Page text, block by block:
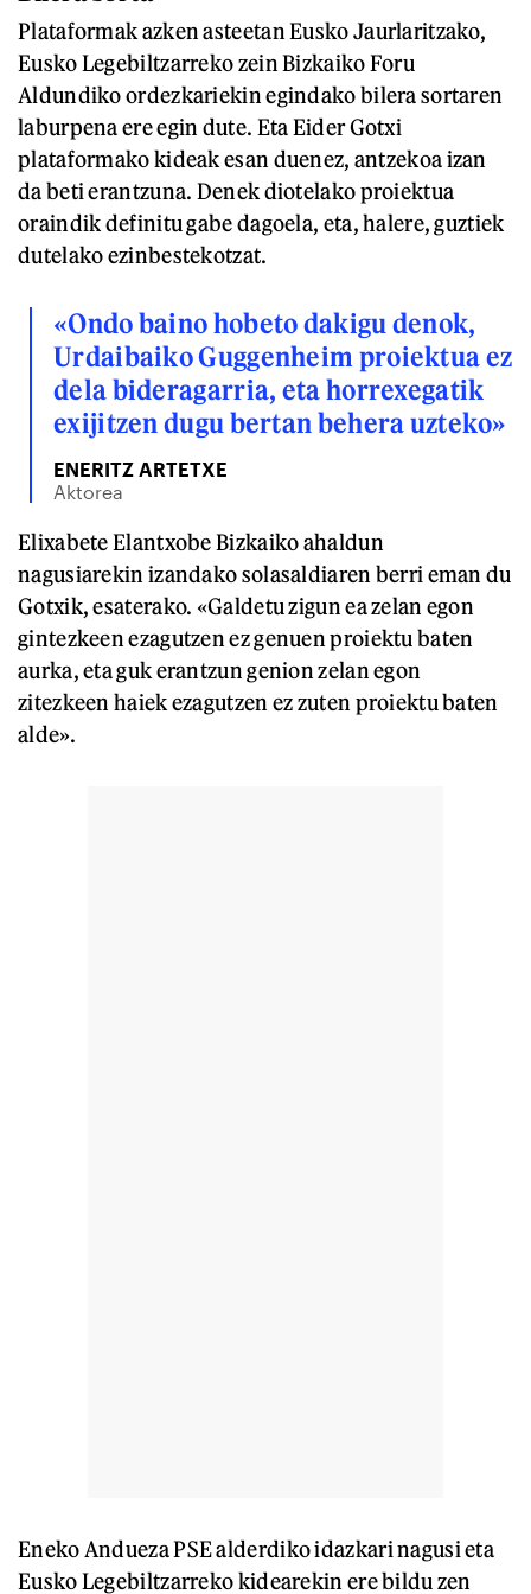
Plataformak azken asteetan Eusko Jaurlaritzako,
Eusko Legebiltzarreko zein Bizkaiko Foru
Aldundiko ordezkariekin egindako bilera sortaren
laburpena ere egin dute. Eta Eider Gotxi
plataformako kideak esan duenez, antzekoa izan
da beti erantzuna. Denek diotelako proiektua
oraindik definitu gabe dagoela, eta, halere, guztiek
dutelako ezinbestekotzat.
«Ondo baino hobeto dakigu denok,
Urdaibaiko Guggenheim proiektua ez
dela bideragarria, eta horrexegatik
exijitzen dugu bertan behera uzteko»
ENERITZ ARTETXE
Aktorea
Elixabete Elantxobe Bizkaiko ahaldun
nagusiarekin izandako solasaldiaren berri eman du
Gotxik, esaterako. «Galdetu zigun ea zelan egon
gintezkeen ezagutzen ez genuen proiektu baten
aurka, eta guk erantzun genion zelan egon
zitezkeen haiek ezagutzen ez zuten proiektu baten
alde».
Eneko Andueza PSE alderdiko idazkari nagusi eta
Eusko Legebiltzarreko kidearekin ere bildu zen